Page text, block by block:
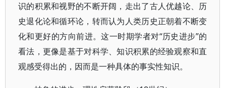
识的积累和视野的不断开阔，走出了古人优越论、历
史退化论和循环论，转而认为人类历史正朝着不断变
化和更好的方向前进。这一时期学者对“历史进步”的
看法，更像是基于对科学、知识积累的经验观察和直
观感受得出的，因而是一种具体的事实性知识。